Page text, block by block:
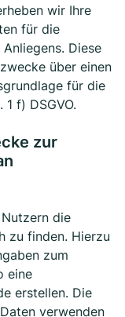
wir Ihre
für die
Diese
über einen
für die
f) DSGVO.
zur
die
zu finden. Hierzu
zum
eine
erstellen. Die
verwenden